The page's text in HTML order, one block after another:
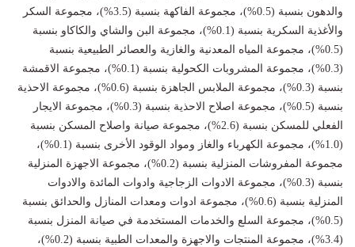
والدهون بنسبة (0.5%)، مجموعة الفاكهة بنسبة (3.5%)، مجموعة السكر
والأغذية السكرية بنسبة (0.1%)، مجموعة البن والشاي والكاكاو بنسبة
(0.5%)، مجموعة المياه المعدنية والغازية والعصائر الطبيعية بنسبة
(0.3%)، مجموعة المشروبات الكحولية بنسبة (0.1%)، مجموعة الاقمشة
بنسبة (0.3%)، مجموعة الملابس الجاهزة بنسبة (0.6%)، مجموعة الاحذية
بنسبة (0.5%)، مجموعة اصلاح الاحذية بنسبة (0.3%)، مجموعة الايجار
الفعلي للمسكن بنسبة (2.6%)، مجموعة صيانة واصلاح المسكن بنسبة
(1.0%)، مجموعة الكهرباء والغاز ومواد الوقود الأخرى بنسبة (0.1%)،
مجموعة المفروشات المنزلية بنسبة (0.2%)، مجموعة الاجهزة المنزلية
بنسبة (0.3%)، مجموعة الادوات الزجاجية وادوات المائدة والادوات
المنزلية بنسبة (0.6%)، مجموعة ادوات ومعدات المنازل والحدائق بنسبة
(0.5%)، مجموعة السلع والخدمات المستخدمة في صيانة المنزل بنسبة
(3.4%)، مجموعة المنتجات والاجهزة والمعدات الطبية بنسبة (0.2%)،